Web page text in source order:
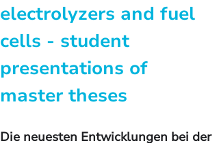
electrolyzers and fuel
cells - student
presentations of
master theses
Die neuesten Entwicklungen bei der